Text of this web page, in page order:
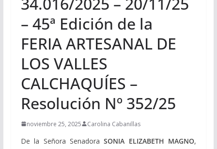
– 45ª Edición de la
FERIA ARTESANAL DE
LOS VALLES
CALCHAQUÍES –
Resolución Nº 352/25
noviembre 25, 2025 Carolina Cabanillas
De la Señora SenadoraSONIA ELIZABETH MAGNO,